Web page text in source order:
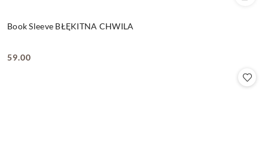
Book Sleeve BŁĘKITNA CHWILA
Cena:
59.00